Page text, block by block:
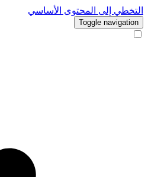
التخطي إلى المحتوى الأساسي
Toggle navigation